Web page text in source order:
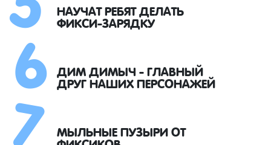
НАУЧАТ РЕБЯТ ДЕЛАТЬ
ФИКСИ-ЗАРЯДКУ
ДИМ ДИМЫЧ - ГЛАВНЫЙ
ДРУГ НАШИХ ПЕРСОНАЖЕЙ
МЫЛЬНЫЕ ПУЗЫРИ ОТ